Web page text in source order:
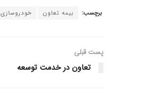
برچسب: بیمه تعاون خودروسازی
پست قبلی
تعاون در خدمت توسعه